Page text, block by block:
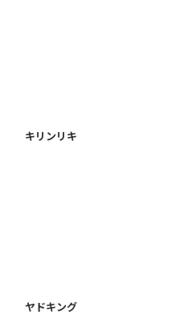
キリンリキ
ヤドキング